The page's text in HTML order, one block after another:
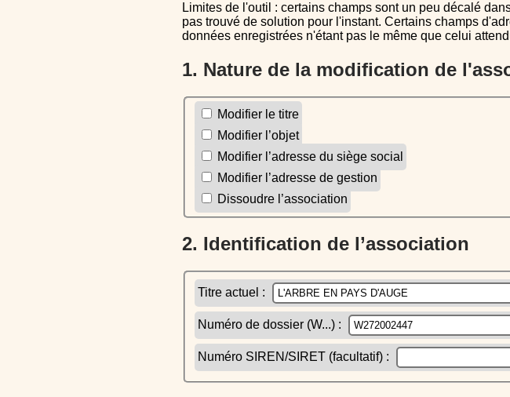
Limites de l'outil : certains champs sont un peu décalé dans le CERFA, ils le sont aussi dans le CERFA initial, nous n'avons
pas trouvé de solution pour l'instant. Certains champs
données enregistrées n'étant pas le même que celui
1. Nature de la modification de
Modifier le titre
Modifier l’objet
Modifier l’adresse du siège social
Modifier l’adresse de gestion
Dissoudre l’association
2. Identification de l’association
Titre actuel :
Numéro de dossier (W...) :
Numéro SIREN/SIRET (facultatif) :